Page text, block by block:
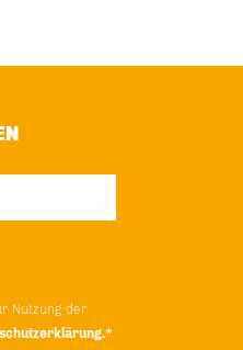
Nutzung der